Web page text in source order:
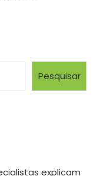
Pesquisar
explicam